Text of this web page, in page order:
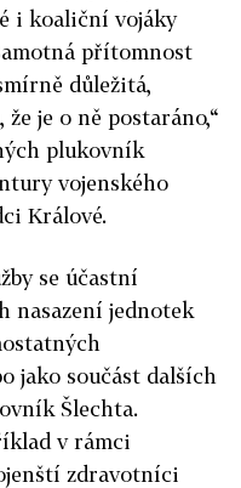
i koaliční vojáky
přítomnost
důležitá,
je o ně postaráno,“
plukovník
vojenského
Králové.
se účastní
nasazení jednotek
jako součást dalších
Šlechta.
v rámci
zdravotníci